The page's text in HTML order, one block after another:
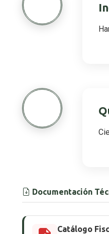
Documentación
Catálogo